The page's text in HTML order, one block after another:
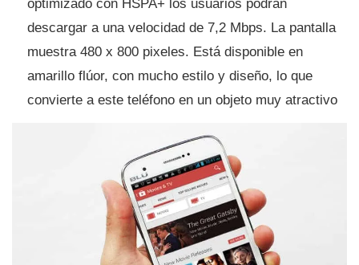
optimizado con HSPA+ los usuarios podrán
descargar a una velocidad de 7,2 Mbps. La pantalla
muestra 480 x 800 pixeles. Está disponible en
amarillo flúor, con mucho estilo y diseño, lo que
convierte a este teléfono en un objeto muy atractivo